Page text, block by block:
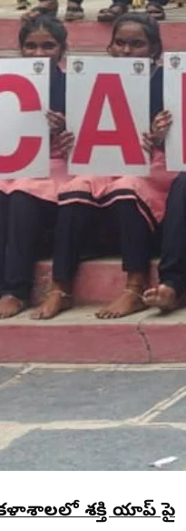
శక్తి యాప్ పై